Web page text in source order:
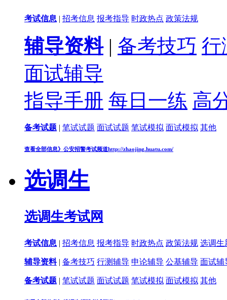
考试信息 | 招考信息 报考指导 时政热点 政策法规
辅导资料| 备考技巧 行
面试辅导
指导手册 每日一练 高
备考试题 | 笔试试题 面试试题 笔试模拟 面试模拟 其他
查看全部信息》 公安招警考试频道http://zhaojing.huatu.com/
选调生
选调生考试网
考试信息 | 招考信息 报考指导 时政热点 政策法规 选调生
辅导资料| 备考技巧 行测辅导 申论辅导 公基辅导 面试辅
备考试题 | 笔试试题 面试试题 笔试模拟 面试模拟 其他